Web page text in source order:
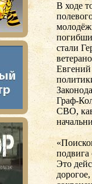
В ходе
стали
Евгений
Граф-
СВО,
подвига
Это